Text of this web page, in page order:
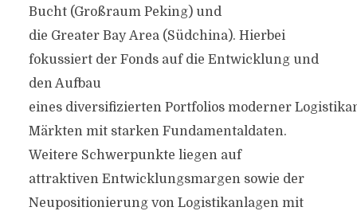
Bucht (Großraum Peking) und
die Greater Bay Area (Südchina). Hierbei
fokussiert der Fonds auf die Entwicklung und
den Aufbau
eines diversifizierten Portfolios moderner
Märkten mit starken Fundamentaldaten.
Weitere Schwerpunkte liegen auf
attraktiven Entwicklungsmargen sowie der
Neupositionierung von Logistikanlagen mit